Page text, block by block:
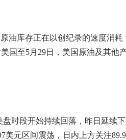
油库存正在以创纪录的速度消
国至5月29日，美国原油及其他
时段开始持续回落，昨日延续
元区间震荡，日内上方关注